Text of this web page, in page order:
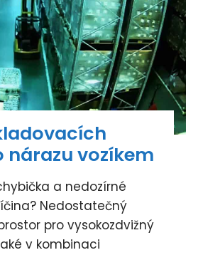
nárazu vozíkem
a nedozírné
Nedostatečný
pro vysokozdvižný
v kombinaci